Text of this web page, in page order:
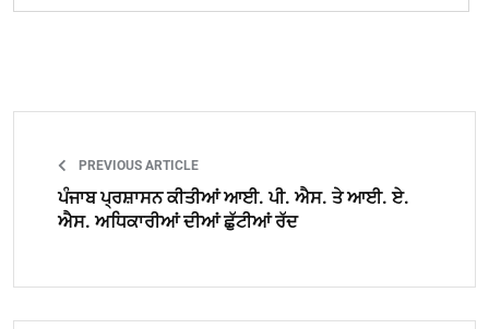
PREVIOUS ARTICLE
ਪੰਜਾਬ ਪ੍ਰਸ਼ਾਸਨ ਕੀਤੀਆਂ ਆਈ. ਪੀ. ਐਸ. ਤੇ ਆਈ. ਏ.
ਐਸ. ਅਧਿਕਾਰੀਆਂ ਦੀਆਂ ਛੁੱਟੀਆਂ ਰੱਦ